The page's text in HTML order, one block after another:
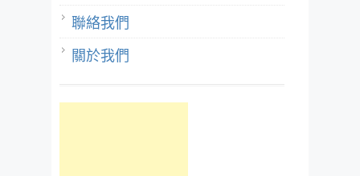
聯絡我們
關於我們